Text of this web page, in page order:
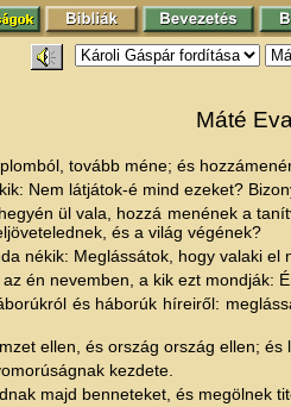
Máté
tovább méne; és
Nem látjátok-é mind ezeket?
ül vala, hozzá menének a
és a világ végének?
nékik: Meglássátok, hogy valaki el
én nevemben, a kik ezt mondják:
és háborúk híreiről:
ellen, és ország ország ellen;
kezdete.
majd benneteket, és megölnek